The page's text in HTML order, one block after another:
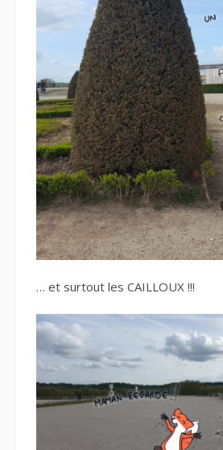
… et surtout les CAILLOUX !!!